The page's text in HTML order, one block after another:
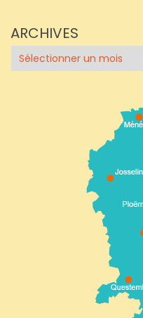
ARCHIVES
Archives